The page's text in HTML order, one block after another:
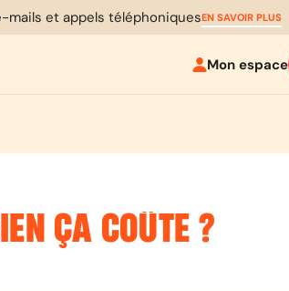
mails et appels téléphoniquesEN SAVOIR PLUS
Mon espace
ÇA COÛTE ?